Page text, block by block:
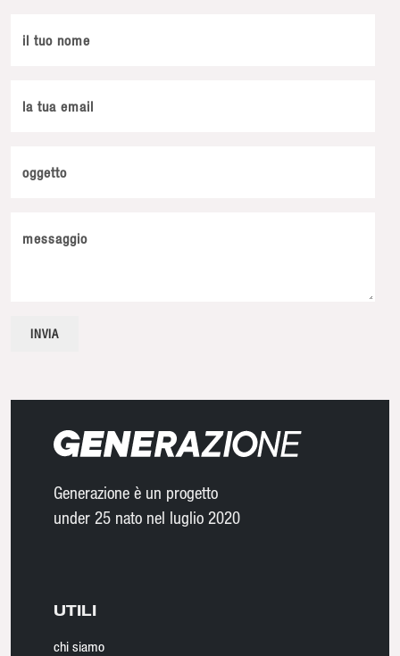
il tuo nome
la tua email
oggetto
messaggio
Generazione è un progetto
under 25 nato nel luglio 2020
UTILI
chi siamo